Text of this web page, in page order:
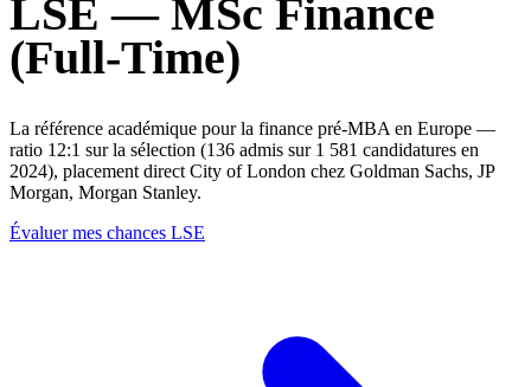
LSE — MSc Finance
(Full-Time)
La référence académique pour la finance pré-MBA en Europe —
ratio 12:1 sur la sélection (136 admis sur 1 581 candidatures en
2024), placement direct City of London chez Goldman Sachs, JP
Morgan, Morgan Stanley.
Évaluer mes chances LSE